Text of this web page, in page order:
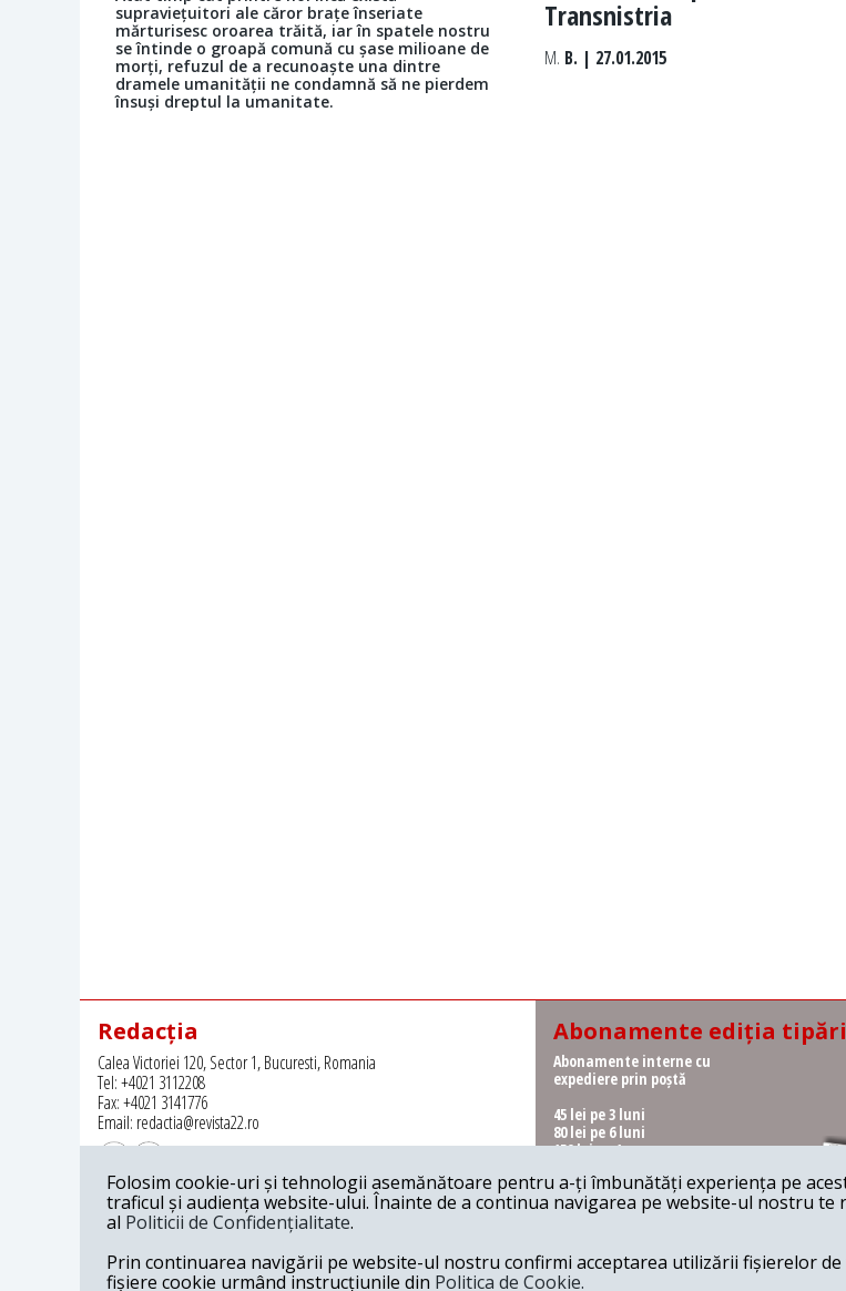
supraviețuitori ale căror brațe înseriate
mărturisesc oroarea trăită, iar în spatele nostru
se întinde o groapă comună cu șase milioane de
morți, refuzul de a recunoaște una dintre
dramele umanității ne condamnă să ne pierdem
însuși dreptul la umanitate.
Transnistria
M. B. | 27.01.2015
Redacția
Calea Victoriei 120, Sector 1, Bucuresti, Romania
Tel: +4021 3112208
Fax: +4021 3141776
Email: redactia@revista22.ro
Revista 22 este editata de
Abonamente ediția
Abonamente interne cu
expediere prin poștă
45 lei pe 3 luni
80 lei pe 6 luni
150 lei pe 1 an
Abonamente interne cu
ridicare de la redacție
62 lei pe 6 luni
115 lei pe 1 an
Folosim cookie-uri și tehnologii asemănătoare pentru a-ți îmbunătăți experiența pe
traficul și audiența website-ului. Înainte de a continua navigarea pe website-ul nostru
al Politicii de Confidențialitate.
Prin continuarea navigării pe website-ul nostru confirmi acceptarea utilizării fișierelor
fișiere cookie urmând instrucțiunile din Politica de Cookie.